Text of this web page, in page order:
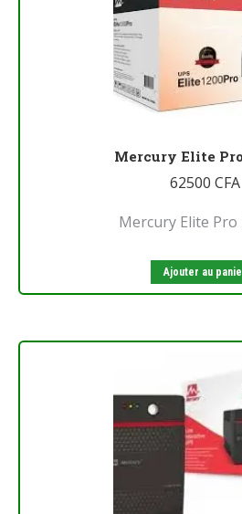
Mercury Elite
62500 CFA
Mercury Elite Pro
Ajouter au